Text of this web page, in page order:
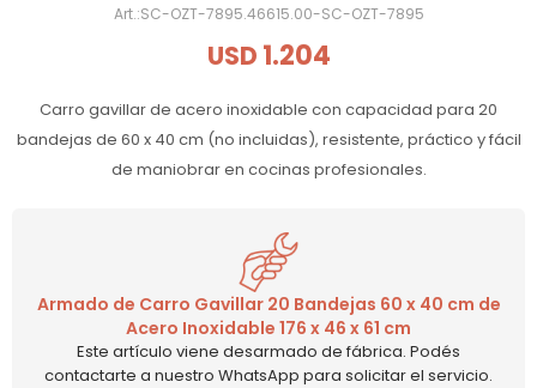
SC-OZT-7895.46615.00-SC-OZT-7895
USD 1.204
Carro gavillar de acero inoxidable con capacidad para 20
bandejas de 60 x 40 cm (no incluidas), resistente, práctico y fácil
de maniobrar en cocinas profesionales.
Armado de Carro Gavillar 20 Bandejas 60 x 40 cm de
Acero Inoxidable 176 x 46 x 61 cm
Este artículo viene desarmado de fábrica. Podés
contactarte a nuestro WhatsApp para solicitar el servicio.